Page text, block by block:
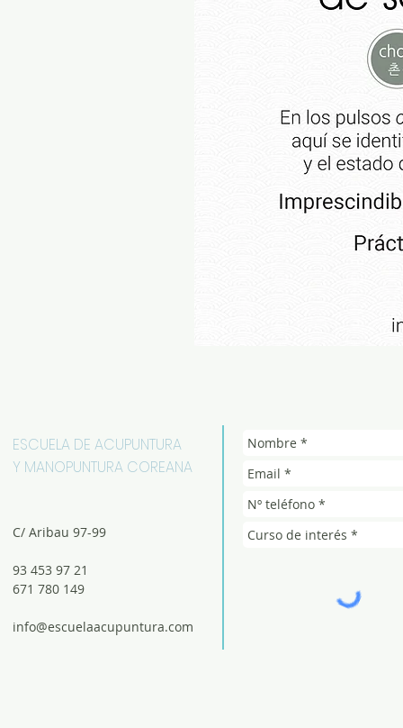
ESCUELA DE ACUPUNTURA
Y MANOPUNTURA COREANA
C/ Aribau 97-99
93 453 97 21
671 780 149
info@escuelaacupuntura.com